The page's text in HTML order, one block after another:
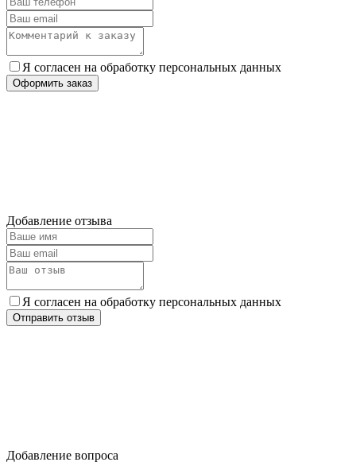
Я согласен на обработку персональных данных
Оформить заказ
Добавление отзыва
Я согласен на обработку персональных данных
Отправить отзыв
Добавление вопроса